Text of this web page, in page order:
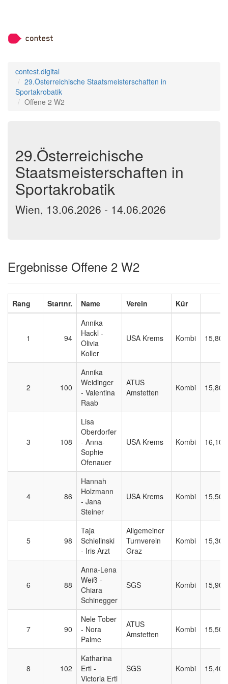
contest.digital
29.Österreichische Staatsmeisterschaften in
Sportakrobatik
Offene 2 W2
29.Österreichische
Staatsmeisterschaften in
Sportakrobatik
Wien, 13.06.2026 - 14.06.2026
Ergebnisse Offene 2 W2
Rang Startnr. Name Verein Kür
1 94
Annika
Hackl -
Olivia
Koller
USA Krems Kombi 15,800
2 100
Annika
Weidinger
- Valentina
Raab
ATUS
Amstetten
Kombi 15,800
3 108
Lisa
Oberdorfer
- Anna-
Sophie
Ofenauer
USA Krems Kombi 16,100
4 86
Hannah
Holzmann
- Jana
Steiner
USA Krems Kombi 15,500
5 98
Taja
Schielinski
- Iris Arzt
Allgemeiner
Turnverein
Graz
Kombi 15,300
6 88
Anna-Lena
Weiß -
Chiara
Schinegger
SGS Kombi 15,900
7 90
Nele Tober
- Nora
Palme
ATUS
Amstetten
Kombi 15,500
8 102
Katharina
Ertl -
Victoria Ertl
SGS Kombi 15,400